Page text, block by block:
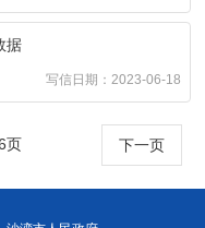
据
写信日期：2023-06-18
下一页
页